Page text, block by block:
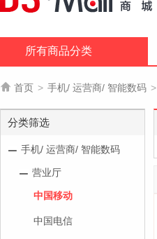
所有商品分类
 首页 > 手机/ 运营商/ 智能数码 >
分类筛选
手机/ 运营商/ 智能数码
营业厅
中国移动
中国电信